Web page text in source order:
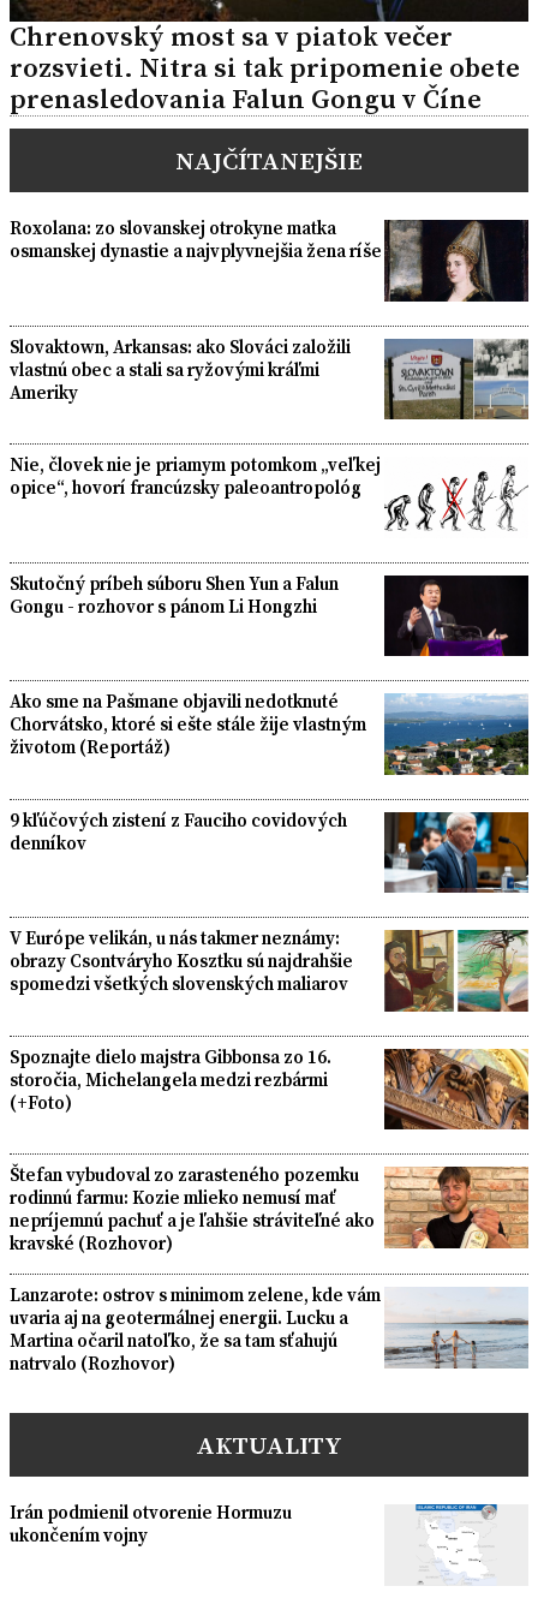
Chrenovský most sa v piatok večer
rozsvieti. Nitra si tak pripomenie obete
prenasledovania Falun Gongu v Číne
NAJČÍTANEJŠIE
Roxolana: zo slovanskej otrokyne matka
osmanskej dynastie a najvplyvnejšia žena ríše
Slovaktown, Arkansas: ako Slováci založili
vlastnú obec a stali sa ryžovými kráľmi
Ameriky
Nie, človek nie je priamym potomkom „veľkej
opice“, hovorí francúzsky paleoantropológ
Skutočný príbeh súboru Shen Yun a Falun
Gongu - rozhovor s pánom Li Hongzhi
Ako sme na Pašmane objavili nedotknuté
Chorvátsko, ktoré si ešte stále žije vlastným
životom (Reportáž)
9 kľúčových zistení z Fauciho covidových
denníkov
V Európe velikán, u nás takmer neznámy:
obrazy Csontváryho Kosztku sú najdrahšie
spomedzi všetkých slovenských maliarov
Spoznajte dielo majstra Gibbonsa zo 16.
storočia, Michelangela medzi rezbármi
(+Foto)
Štefan vybudoval zo zarasteného pozemku
rodinnú farmu: Kozie mlieko nemusí mať
nepríjemnú pachuť a je ľahšie stráviteľné ako
kravské (Rozhovor)
Lanzarote: ostrov s minimom zelene, kde vám
uvaria aj na geotermálnej energii. Lucku a
Martina očaril natoľko, že sa tam sťahujú
natrvalo (Rozhovor)
AKTUALITY
Irán podmienil otvorenie Hormuzu
ukončením vojny